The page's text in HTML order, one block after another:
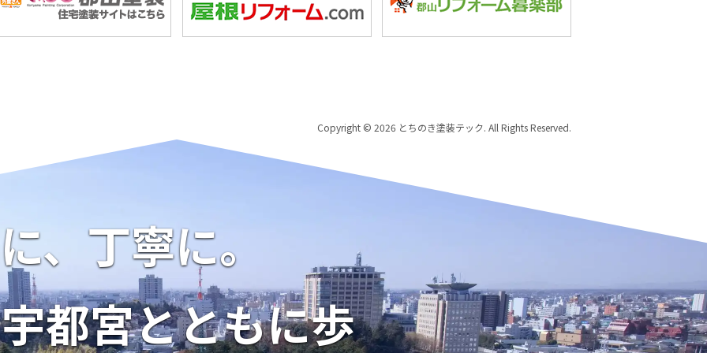
Copyright © 2026 とちのき塗装テック. All Rights Reserved.
、丁寧に。
宇都宮とともに歩